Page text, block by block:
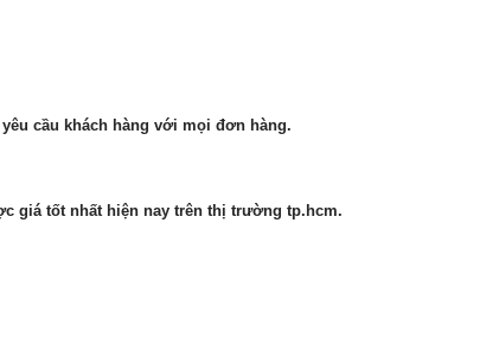
cầu khách hàng với mọi đơn hàng.
giá tốt nhất hiện nay trên thị trường tp.hcm.